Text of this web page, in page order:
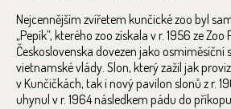
Nejcennějším zvířetem kunčické zoo byl
„Pepík”, kterého zoo získala v r. 1956 ze Zoo
Československa dovezen jako osmiměsíční
vietnamské vlády. Slon, který zažil jak
v Kunčičkách, tak i nový pavilon slonů z r.
uhynul v r. 1964 následkem pádu do